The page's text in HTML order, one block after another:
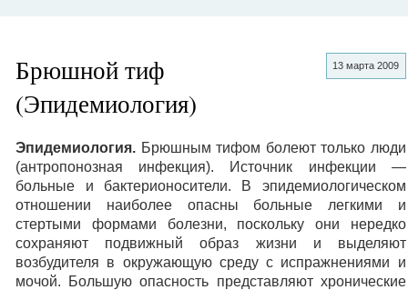
13 марта 2009
Брюшной тиф
(Эпидемиология)
Эпидемиология. Брюшным тифом болеют только люди
(антропонозная инфекция). Источник инфекции —
больные и бактерионосители. В эпидемиологическом
отношении наиболее опасны больные легкими и
стертыми формами болезни, поскольку они нередко
сохраняют подвижный образ жизни и выделяют
возбудителя в окружающую среду с испражнениями и
мочой. Большую опасность представляют хронические